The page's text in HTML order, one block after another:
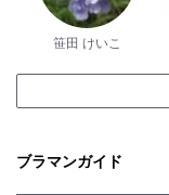
笹田 けいこ
ブラマンガイド